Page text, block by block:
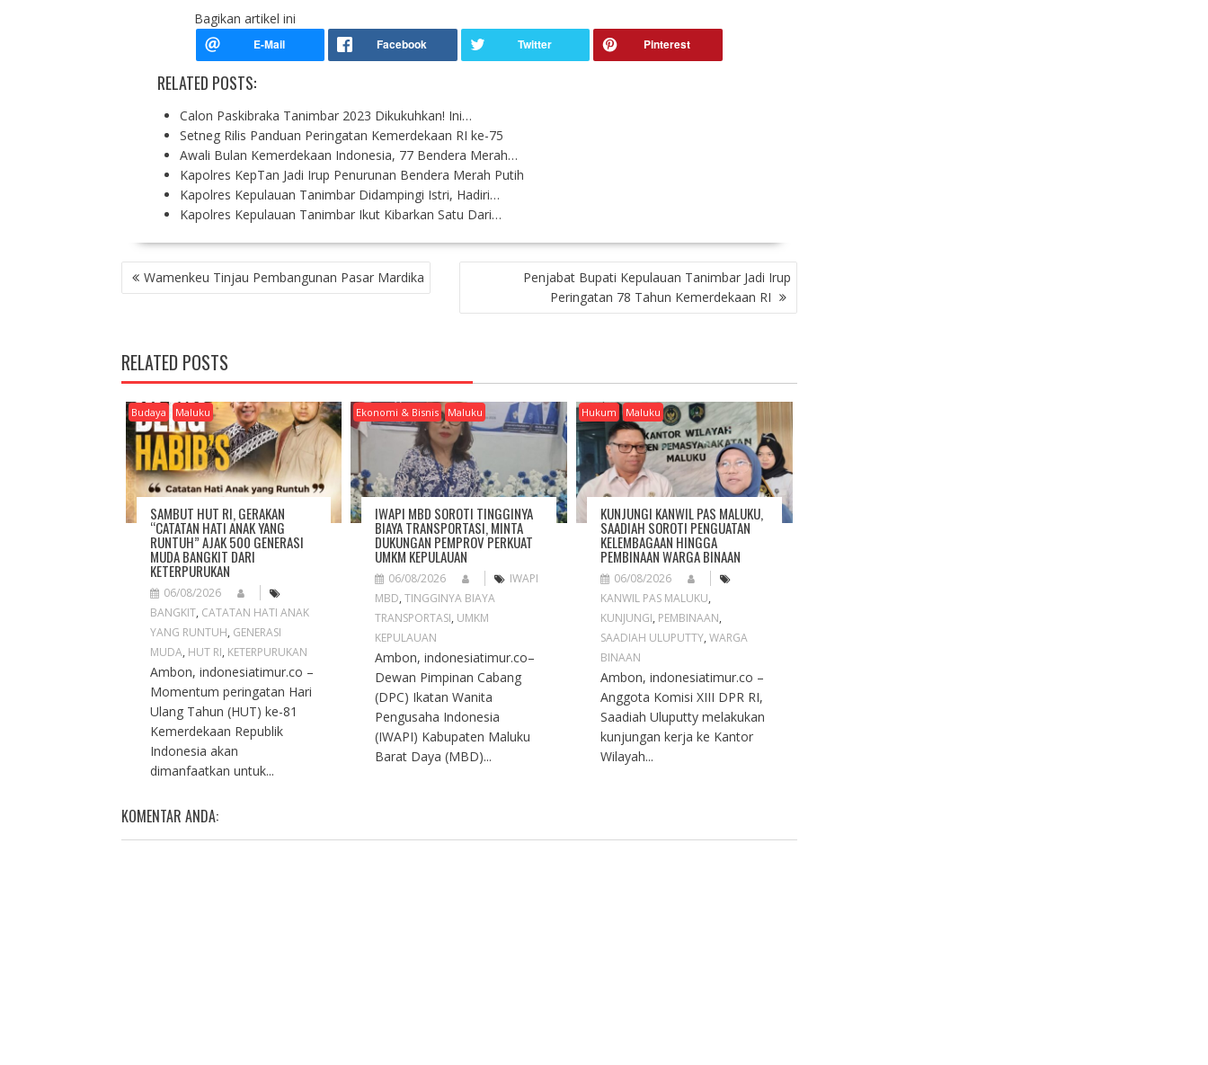
Bagikan artikel ini
RELATED POSTS:
Calon Paskibraka Tanimbar 2023 Dikukuhkan! Ini…
Setneg Rilis Panduan Peringatan Kemerdekaan RI ke-75
Awali Bulan Kemerdekaan Indonesia, 77 Bendera Merah…
Kapolres KepTan Jadi Irup Penurunan Bendera Merah Putih
Kapolres Kepulauan Tanimbar Didampingi Istri, Hadiri…
Kapolres Kepulauan Tanimbar Ikut Kibarkan Satu Dari…
P
O
N
A
V
G
A
T
O
N
Wamenkeu Tinjau Pembangunan Pasar Mardika
Penjabat Bupati Kepulauan Tanimbar Jadi Irup
Peringatan 78 Tahun Kemerdekaan RI
RELATED POSTS
Budaya Maluku
SAMBUT HUT RI, GERAKAN
“CATATAN HATI ANAK YANG
RUNTUH” AJAK 500 GENERASI
MUDA BANGKIT DARI
KETERPURUKAN
06/08/2026
BANGKIT, CATATAN HATI ANAK
YANG RUNTUH, GENERASI
MUDA, HUT RI, KETERPURUKAN
Ambon, indonesiatimur.co –
Momentum peringatan Hari
Ulang Tahun (HUT) ke-81
Kemerdekaan Republik
Indonesia akan
dimanfaatkan untuk...
Ekonomi & Bisnis Maluku
IWAPI MBD SOROTI TINGGINYA
BIAYA TRANSPORTASI, MINTA
DUKUNGAN PEMPROV PERKUAT
UMKM KEPULAUAN
06/08/2026
IWAPI
MBD,TINGGINYA BIAYA
TRANSPORTASI, UMKM
KEPULAUAN
Ambon, indonesiatimur.co–
Dewan Pimpinan Cabang
(DPC) Ikatan Wanita
Pengusaha Indonesia
(IWAPI) Kabupaten Maluku
Barat Daya (MBD)...
Hukum Maluku
KUNJUNGI KANWIL PAS MALUKU,
SAADIAH SOROTI PENGUATAN
KELEMBAGAAN HINGGA
PEMBINAAN WARGA BINAAN
06/08/2026
KANWIL PAS MALUKU,
KUNJUNGI, PEMBINAAN,
SAADIAH ULUPUTTY,WARGA
BINAAN
Ambon, indonesiatimur.co –
Anggota Komisi XIII DPR RI,
Saadiah Uluputty melakukan
kunjungan kerja ke Kantor
Wilayah...
KOMENTAR ANDA: